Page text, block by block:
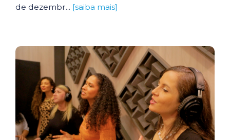
de dezembr... [saiba mais]